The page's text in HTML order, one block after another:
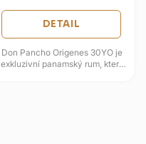
DETAIL
Don Pancho Origenes 30YO je
exkluzivní panamský rum, který